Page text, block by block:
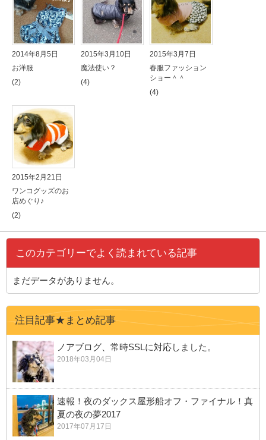
2014年8月5日
お洋服
(2)
2015年3月10日
魔法使い？
(4)
2015年3月7日
春服ファッション
ショー＾＾
(4)
2015年2月21日
ワンコグッズのお
店めぐり♪
(2)
このカテゴリーでよく読まれている記事
まだデータがありません。
注目記事★まとめ記事
ノアブログ、常時SSLに対応しました。
2018年03月04日
速報！夜のダックス屋形船オフ・ファイナル！真
夏の夜の夢2017
2017年07月17日